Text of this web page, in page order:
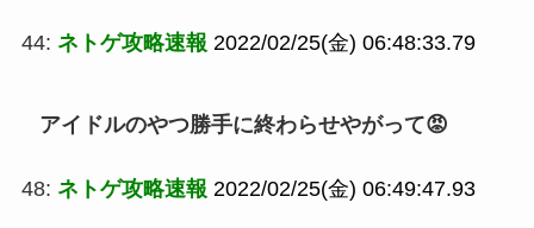
44: ネトゲ攻略速報 2022/02/25(金) 06:48:33.79
アイドルのやつ勝手に終わらせやがって😡
48: ネトゲ攻略速報 2022/02/25(金) 06:49:47.93